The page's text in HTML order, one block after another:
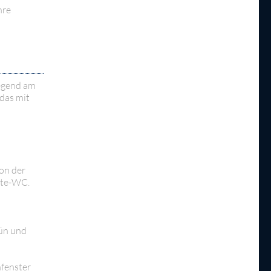
am
mit
der
WC.
und